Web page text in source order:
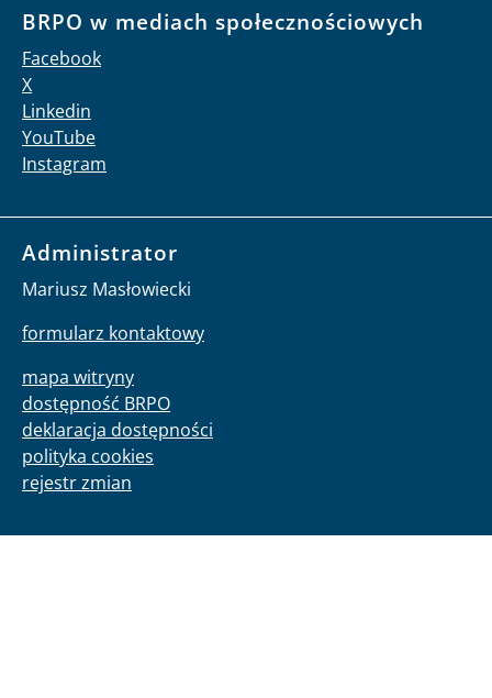
BRPO w mediach społecznościowych
Facebook
X
Linkedin
YouTube
Instagram
Administrator
Mariusz Masłowiecki
formularz kontaktowy
mapa witryny
dostępność BRPO
deklaracja dostępności
polityka cookies
rejestr zmian